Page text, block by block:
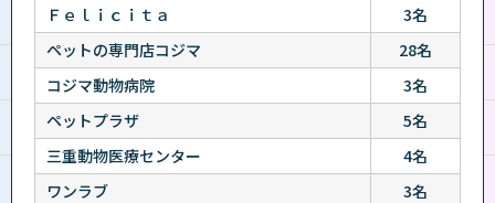
Ｆｅｌｉｃｉｔａ
3名
ペットの専門店コジマ
28名
コジマ動物病院
3名
ペットプラザ
5名
三重動物医療センター
4名
ワンラブ
3名